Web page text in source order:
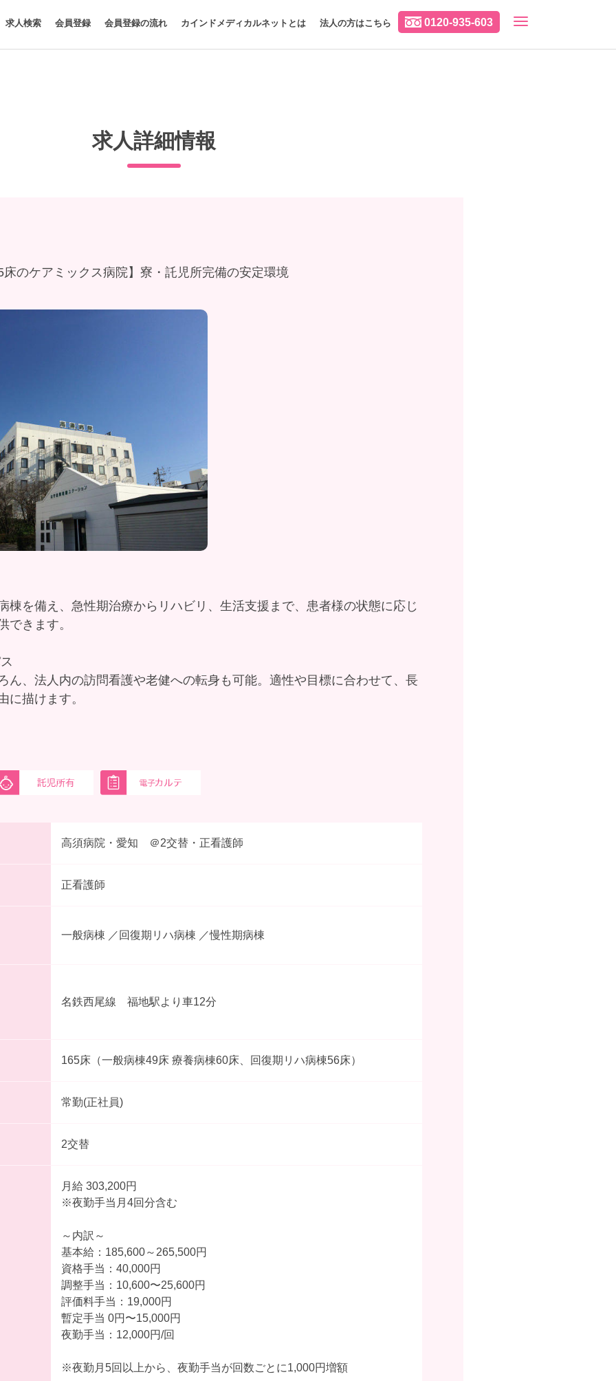
0120-935-603
求人検索 会員登録 会員登録の流れ カインドメディカルネットとは 法人の方はこちら
求人詳細情報
のケアミックス病院】寮・託児所完備の安定環境
棟を備え、急性期治療からリハビリ、生活支援まで、患者様の状態に応じ
できます。
ん、法人内の訪問看護や老健への転身も可能。適性や目標に合わせて、長
に描けます。
高須病院・愛知 ＠2交替・正看護師
正看護師
一般病棟 ／回復期リハ病棟 ／慢性期病棟
名鉄西尾線 福地駅より車12分
165床（一般病棟49床 療養病棟60床、回復期リハ病棟56床）
常勤(正社員)
2交替
月給 303,200円
※夜勤手当月4回分含む
～内訳～
基本給：185,600～265,500円
資格手当：40,000円
調整手当：10,600〜25,600円
評価料手当：19,000円
暫定手当 0円〜15,000円
夜勤手当：12,000円/回
※夜勤月5回以上から、夜勤手当が回数ごとに1,000円増額